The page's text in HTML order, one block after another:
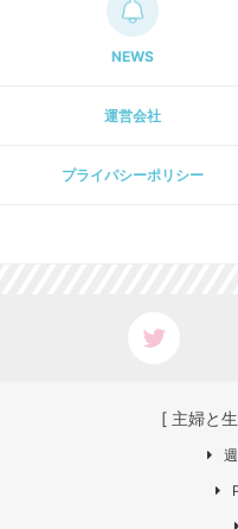
NEWS
運営会社
プライパシーポリシー
[ 主婦と